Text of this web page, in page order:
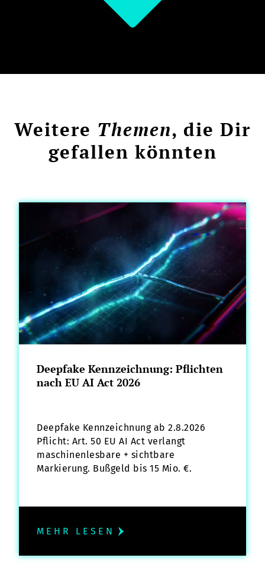
Weitere Themen, die Dir
gefallen könnten
Deepfake Kennzeichnung: Pflichten
nach EU AI Act 2026
Deepfake Kennzeichnung ab 2.8.2026
Pflicht: Art. 50 EU AI Act verlangt
maschinenlesbare + sichtbare
Markierung. Bußgeld bis 15 Mio. €.
MEHR LESEN